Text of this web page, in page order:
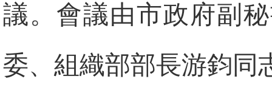
議。會議由市政府副
委、組織部部長游鈞同